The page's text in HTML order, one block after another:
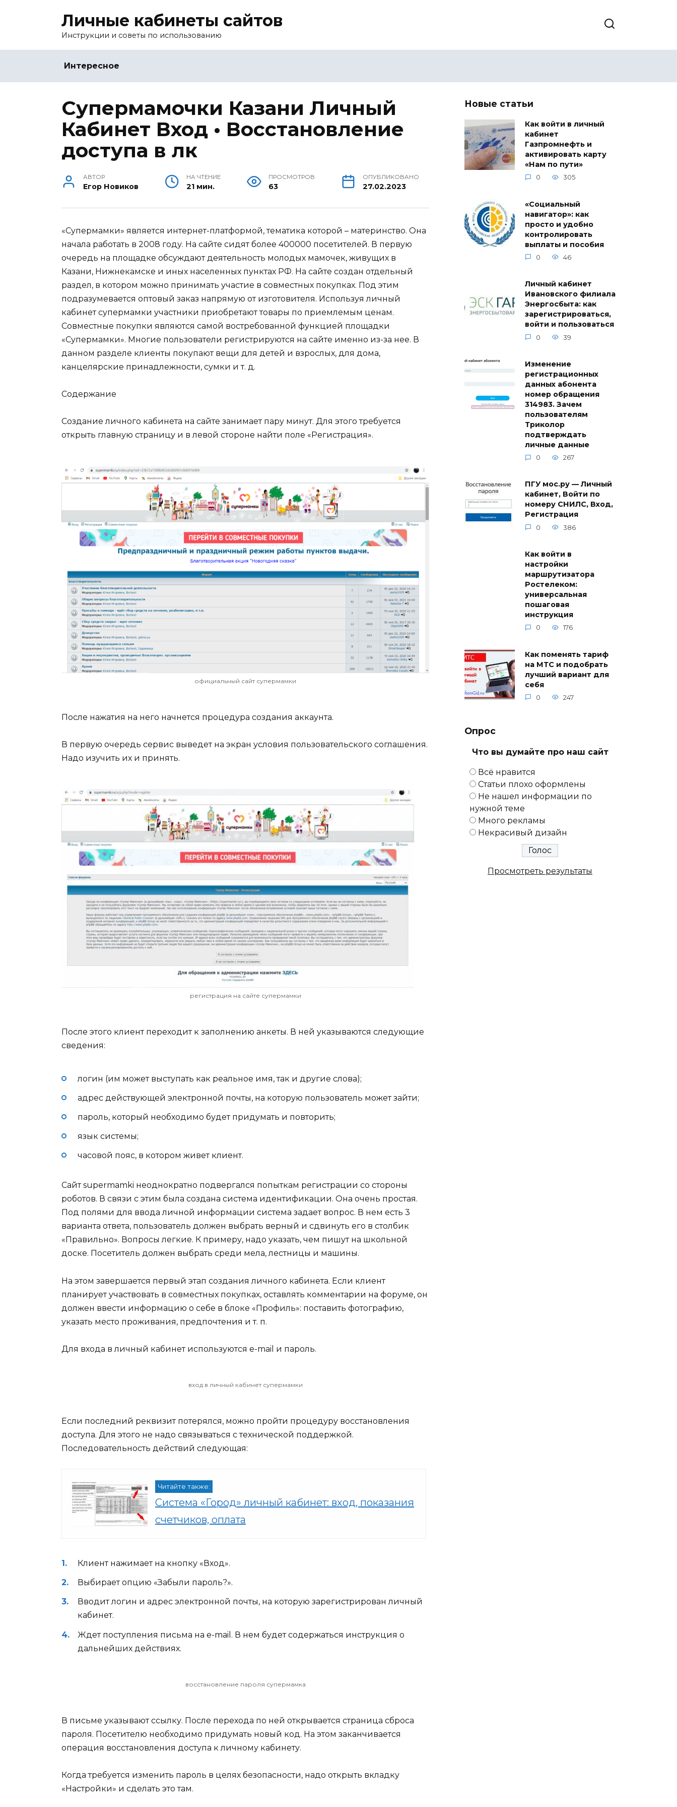
Личные кабинеты сайтов
Инструкции и советы по использованию
Интересное
Супермамочки Казани Личный
Кабинет Вход • Восстановление
доступа в лк
АВТОР
Егор Новиков
НА ЧТЕНИЕ
21 мин.
ПРОСМОТРОВ
63
ОПУБЛИКОВАНО
27.02.2023
«Супермамки» является интернет-платформой, тематика которой – материнство. Она
начала работать в 2008 году. На сайте сидят более 400000 посетителей. В первую
очередь на площадке обсуждают деятельность молодых мамочек, живущих в
Казани, Нижнекамске и иных населенных пунктах РФ. На сайте создан отдельный
раздел, в котором можно принимать участие в совместных покупках. Под этим
подразумевается оптовый заказ напрямую от изготовителя. Используя личный
кабинет супермамки участники приобретают товары по приемлемым ценам.
Совместные покупки являются самой востребованной функцией площадки
«Супермамки». Многие пользователи регистрируются на сайте именно из-за нее. В
данном разделе клиенты покупают вещи для детей и взрослых, для дома,
канцелярские принадлежности, сумки и т. д.
Содержание
Создание личного кабинета на сайте занимает пару минут. Для этого требуется
открыть главную страницу и в левой стороне найти поле «Регистрация».
официальный сайт супермамки
После нажатия на него начнется процедура создания аккаунта.
В первую очередь сервис выведет на экран условия пользовательского соглашения.
Надо изучить их и принять.
регистрация на сайте супермамки
После этого клиент переходит к заполнению анкеты. В ней указываются следующие
сведения:
логин (им может выступать как реальное имя, так и другие слова);
адрес действующей электронной почты, на которую пользователь может зайти;
пароль, который необходимо будет придумать и повторить;
язык системы;
часовой пояс, в котором живет клиент.
Сайт supermamki неоднократно подвергался попыткам регистрации со стороны
роботов. В связи с этим была создана система идентификации. Она очень простая.
Под полями для ввода личной информации система задает вопрос. В нем есть 3
варианта ответа, пользователь должен выбрать верный и сдвинуть его в столбик
«Правильно». Вопросы легкие. К примеру, надо указать, чем пишут на школьной
доске. Посетитель должен выбрать среди мела, лестницы и машины.
На этом завершается первый этап создания личного кабинета. Если клиент
планирует участвовать в совместных покупках, оставлять комментарии на форуме, он
должен ввести информацию о себе в блоке «Профиль»: поставить фотографию,
указать место проживания, предпочтения и т. п.
Для входа в личный кабинет используются e-mail и пароль.
вход в личный кабинет супермамки
Если последний реквизит потерялся, можно пройти процедуру восстановления
доступа. Для этого не надо связываться с технической поддержкой.
Последовательность действий следующая:
Читайте также:
Система «Город» личный кабинет: вход, показания
счетчиков, оплата
Клиент нажимает на кнопку «Вход».
Выбирает опцию «Забыли пароль?».
Вводит логин и адрес электронной почты, на которую зарегистрирован личный
кабинет.
Ждет поступления письма на e-mail. В нем будет содержаться инструкция о
дальнейших действиях.
восстановление пароля супермамка
В письме указывают ссылку. После перехода по ней открывается страница сброса
пароля. Посетителю необходимо придумать новый код. На этом заканчивается
операция восстановления доступа к личному кабинету.
Когда требуется изменить пароль в целях безопасности, надо открыть вкладку
«Настройки» и сделать это там.
Новые статьи
Как войти в личный
кабинет
Газпромнефть и
активировать карту
«Нам по пути»
0 305
«Социальный
навигатор»: как
просто и удобно
контролировать
выплаты и пособия
0 46
Личный кабинет
Ивановского филиала
Энергосбыта: как
зарегистрироваться,
войти и пользоваться
0 39
Изменение
регистрационных
данных абонента
номер обращения
314983. Зачем
пользователям
Триколор
подтверждать
личные данные
0 267
ПГУ мос.ру — Личный
кабинет, Войти по
номеру СНИЛС, Вход,
Регистрация
0 386
Как войти в
настройки
маршрутизатора
Ростелеком:
универсальная
пошаговая
инструкция
0 176
Как поменять тариф
на МТС и подобрать
лучший вариант для
себя
0 247
Опрос
Что вы думайте про наш сайт
Всё нравится
Статьи плохо оформлены
Не нашел информации по
нужной теме
Много рекламы
Некрасивый дизайн
Просмотреть результаты